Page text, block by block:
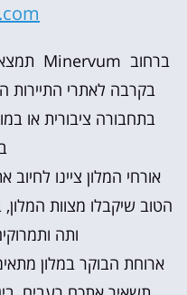
בקרבה לאתרי התיירות
בתחבורה ציבורית או
אורחי המלון ציינו לחיוב
הטוב שיקבלו מצוות
ותה
ארוחת הבוקר במלון